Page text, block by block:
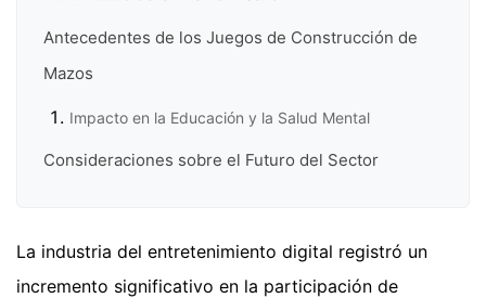
Antecedentes de los Juegos de Construcción de
Mazos
Impacto en la Educación y la Salud Mental
Consideraciones sobre el Futuro del Sector
La industria del entretenimiento digital registró un
incremento significativo en la participación de